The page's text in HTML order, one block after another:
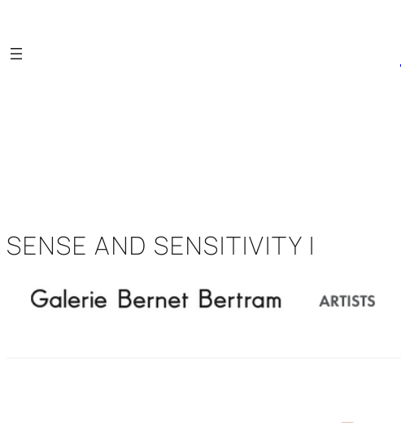
contenido
SENSE AND SENSITIVITY I